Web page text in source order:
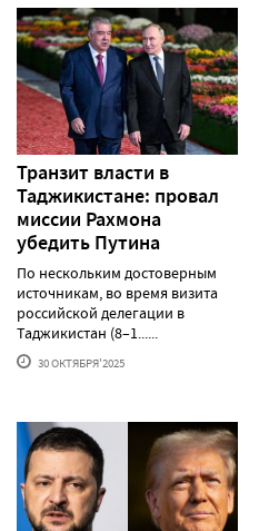
Транзит власти в
Таджикистане: провал
миссии Рахмона
убедить Путина
По нескольким достоверным
источникам, во время визита
российской делегации в
Таджикистан (8–1......
30 ОКТЯБРЯ'2025